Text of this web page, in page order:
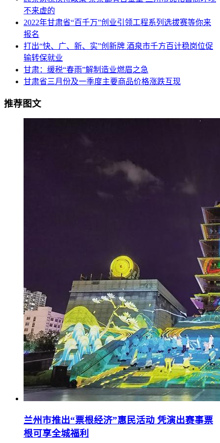
不来虚的
2022年甘肃省“百千万”创业引领工程系列选拔赛等你来
报名
打出“快、广、新、实”创新牌 酒泉市千方百计稳岗位促
输转保就业
甘肃：缓税“春雨”解制造业燃眉之急
甘肃省三月份及一季度主要商品价格涨跌互现
推荐图文
兰州市推出“票根经济”惠民活动 凭演出赛事票
根可享全城福利